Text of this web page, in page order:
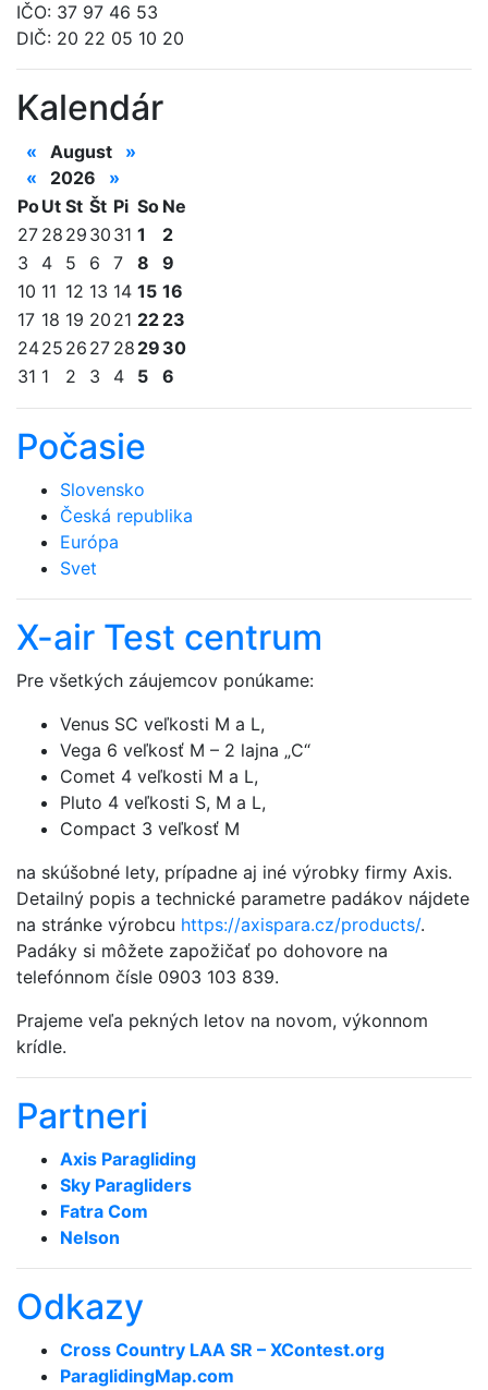
IČO: 37 97 46 53
DIČ: 20 22 05 10 20
Kalendár
« August
»
«
2026
»
PoUt St Št Pi So Ne
27 28 29 30 31 1
2
3
4 5 6 7 8
9
10 11 12 13 14 15 16
17 18 19 20 21 22 23
2425 26 27 28 29 30
31 1 2 3 4 5 6
Počasie
Slovensko
Česká republika
Európa
Svet
X-air Test centrum
Pre všetkých záujemcov ponúkame:
Venus SC veľkosti M a L,
Vega 6 veľkosť M – 2 lajna „C“
Comet 4 veľkosti M a L,
Pluto 4 veľkosti S, M a L,
Compact 3 veľkosť M
na skúšobné lety, prípadne aj iné výrobky firmy Axis.
Detailný popis a technické parametre padákov nájdete
na stránke výrobcu https://axispara.cz/products/.
Padáky si môžete zapožičať po dohovore na
telefónnom čísle 0903 103 839.
Prajeme veľa pekných letov na novom, výkonnom
krídle.
Partneri
Axis Paragliding
Sky Paragliders
Fatra Com
Nelson
Odkazy
Cross Country LAA SR – XContest.org
ParaglidingMap­.com